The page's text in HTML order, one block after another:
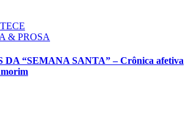
& PROSA
DA “SEMANA SANTA” – Crônica afetiva